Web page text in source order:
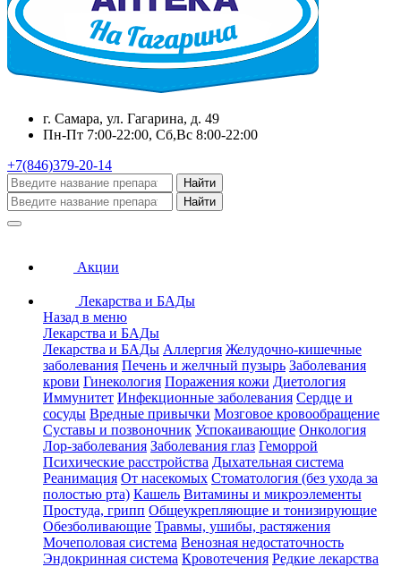
г. Самара, ул. Гагарина, д. 49
Пн-Пт 7:00-22:00, Сб,Вс 8:00-22:00
+7(846)379-20-14
Найти
Найти
Акции
Лекарства и БАДы
Назад в меню
Лекарства и БАДы
Лекарства и БАДы Аллергия Желудочно-кишечные
заболевания Печень и желчный пузырь Заболевания
крови Гинекология Поражения кожи Диетология
Иммунитет Инфекционные заболевания Сердце и
сосуды Вредные привычки Мозговое кровообращение
Суставы и позвоночник Успокаивающие Онкология
Лор-заболевания Заболевания глаз Геморрой
Психические расстройства Дыхательная система
Реанимация От насекомых Стоматология (без ухода за
полостью рта) Кашель Витамины и микроэлементы
Простуда, грипп Общеукрепляющие и тонизирующие
Обезболивающие Травмы, ушибы, растяжения
Мочеполовая система Венозная недостаточность
Эндокринная система Кровотечения Редкие лекарства